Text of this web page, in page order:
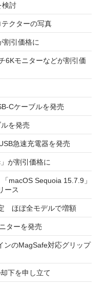
検討
クターの写真
割引価格に
6Kモニターなどが割引価
Cケーブルを発売
を発売
急速充電器を発売
が割引価格に
macOS Sequoia 15.7.9」
ース
ほぼ全モデルで増額
ターを発売
ンのMagSafe対応グリップ
下を申し立て